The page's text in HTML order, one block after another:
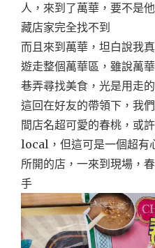
人，來到了萬華，要不是
藏店家完全找不到
而且來到萬華，坦白說我
遊走整個萬華區，雖說萬
巷弄尋找美食，光是用走
這回在好友的帶領下，我
間店名超可愛的春桃，或
local，但這可是一個超有
所開的店，一來到現場，
手